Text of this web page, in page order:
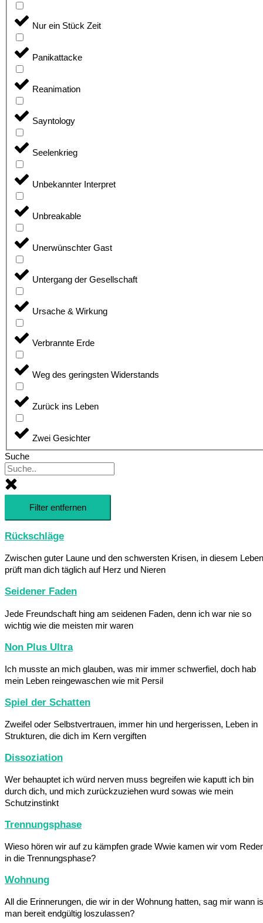
Nur ein Stück Zeit
Panikattacke
Reanimation
Sayntology
Seelenkrieg
Unbekannter Interpret
Unbreakable
Unerwünschter Gast
Untergang der Gesellschaft
Ursache & Wirkung
Verbrannte Erde
Weg des geringsten Widerstands
Zurück ins Leben
Zwei Gesichter
Suche
Filter entfernen
Rückschläge
Zwischen guter Laune und den schwersten Krisen, in diesem Leben
prüft man dich täglich auf Herz und Nieren
Seidener Faden
Jede Freundschaft hing am seidenen Faden, denn ich war nie so
wichtig wie die meisten mir waren
Non Plus Ultra
Ich musste an mich glauben, was mir immer schwerfiel, doch hab
mein Leben reingewaschen wie mit Persil
Spiel der Schatten
Zweifel oder Selbstvertrauen, immer hin und hergerissen, Leben in
Strukturen, die dich im Kern vergiften
Dissoziation
Wer behauptet ich würd nerven muss begreifen wie kaputt ich bin
durch dich, und mich zurückzuziehen wurd sowas wie mein
Schutzinstinkt
Trennungsphase
Wieso hören wir auf zu kämpfen grade Wwie kamen wir vom
in die Trennungsphase?
Wohnung
All die Erinnerungen, die wir in der Wohnung hatten, sag mir wann
man bereit endgültig loszulassen?